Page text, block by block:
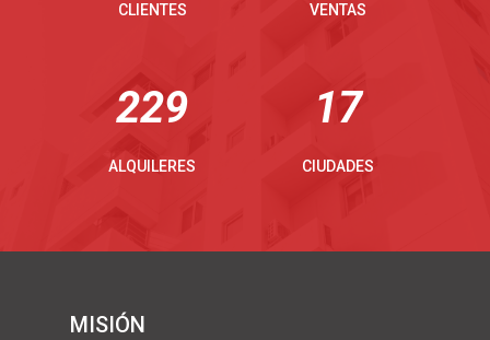
CLIENTES VENTAS
230
ALQUILERES
17
CIUDADES
MISIÓN